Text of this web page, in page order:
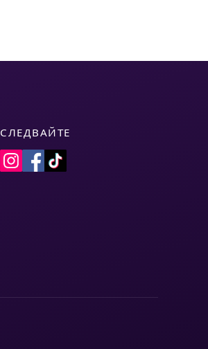
СЛЕДВАЙТЕ